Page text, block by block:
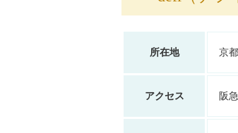
所在地 京
アクセス 阪